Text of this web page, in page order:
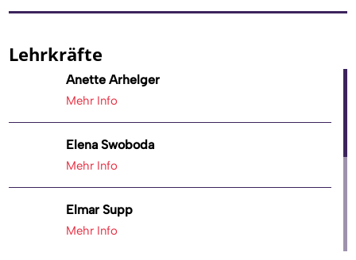
Lehrkräfte
Anette Arhelger
Mehr Info
Elena Swoboda
Mehr Info
Elmar Supp
Mehr Info